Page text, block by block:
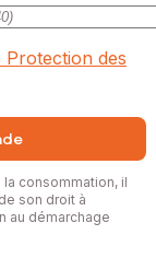
Protection des
consommation, il
son droit à
au démarchage